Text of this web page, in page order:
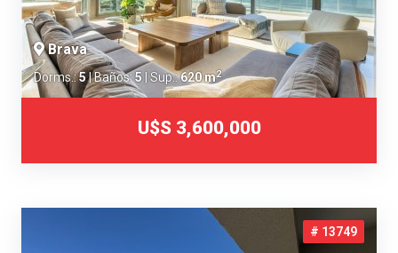
Brava
Dorms.:5| Baños:5 | Sup.:620 m2
U$S 3,600,000
# 13749